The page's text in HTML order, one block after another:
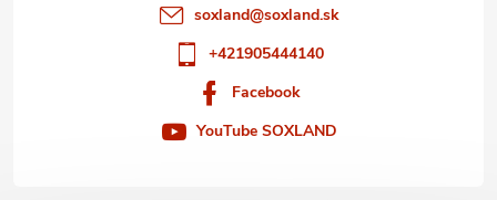
soxland@soxland.sk
+421905444140
Facebook
YouTube SOXLAND